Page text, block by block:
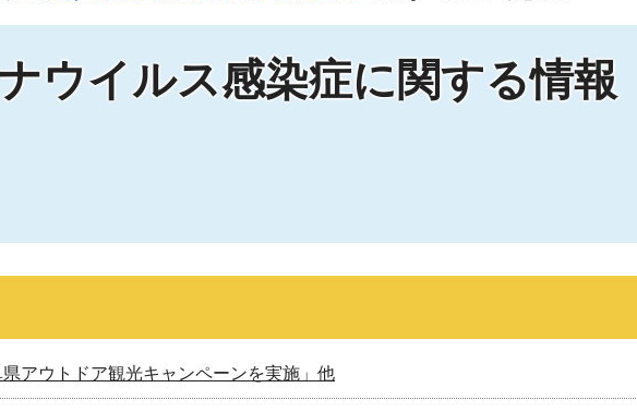
ウイルス感染症に関する情報
アウトドア観光キャンペーンを実施」他